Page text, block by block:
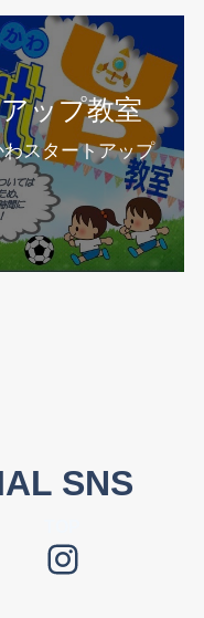
ップ教室
スタートアップ
SNS
Instagram